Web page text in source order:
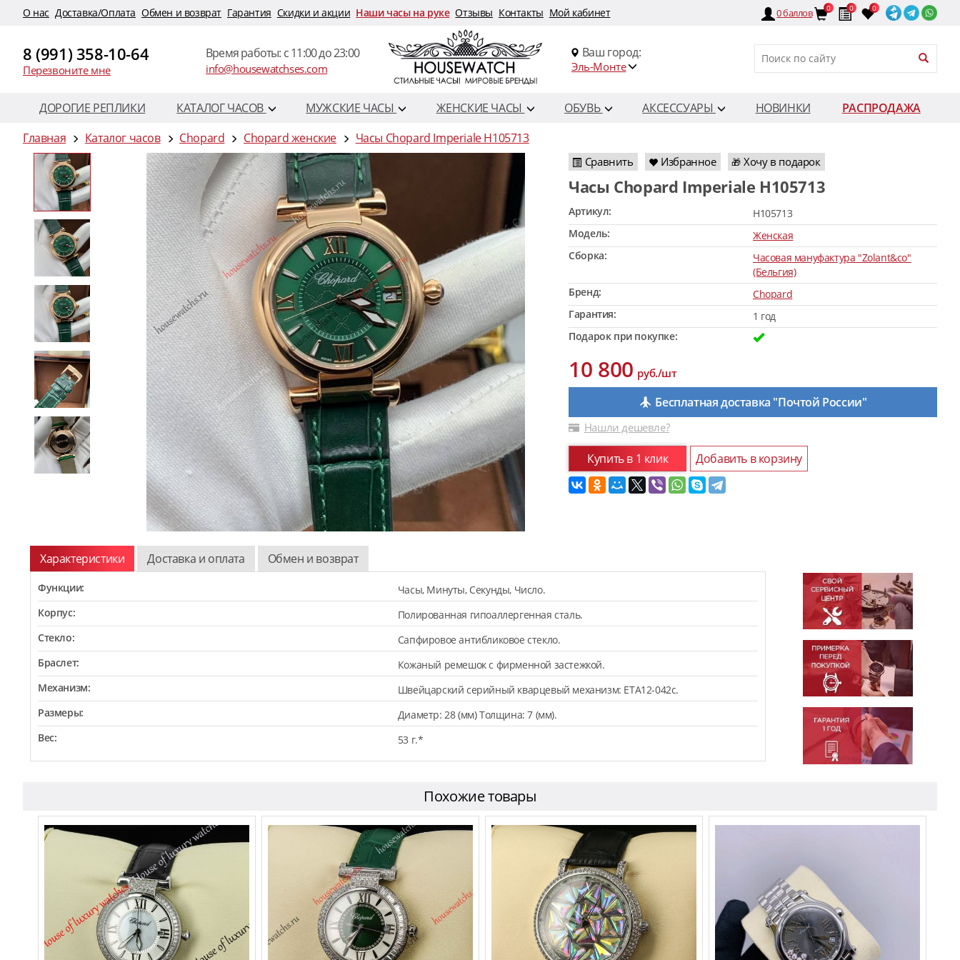
O нас Доставка/Оплата Обмен и возврат Гарантия Скидки и акции Наши часы на руке Отзывы Контакты Мой кабинет 0баллов 0 0 0
8 (991) 358-10-64
Перезвоните мне
Время работы: c 11:00 до 23:00
info@housewatchses.com
Ваш город:
Эль-Монте
ДОРОГИЕ РЕПЛИКИ КАТАЛОГ ЧАСОВ МУЖСКИЕ ЧАСЫ ЖЕНСКИЕ ЧАСЫ ОБУВЬ АКСЕССУАРЫ НОВИНКИ
РАСПРОДАЖА
Главная
Каталог часов Chopard Chopard женские Часы Chopard Imperiale H105713
Сравнить Избранное 🎁 Хочу в подарок
Часы Chopard Imperiale H105713
Артикул:
H105713
Модель:
Женская
Сборка:
Часовая мануфактура "Zolant&co"
(Бельгия)
Бренд:
Chopard
Гарантия:
1 год
Подарок при покупке:
10 800руб./шт
Бесплатная доставка "Почтой России"
Нашли дешевле?
Купить в 1 клик Добавить в корзину
Характеристики Доставка и оплата Обмен и возврат
Функции:
Часы, Минуты, Секунды, Число.
Корпус:
Полированная гипоаллергенная сталь.
Стекло:
Сапфировое антибликовое стекло.
Браслет:
Кожаный ремешок с фирменной застежкой.
Механизм:
Швейцарский серийный кварцевый механизм: ETA12-042c.
Размеры:
Диаметр: 28 (мм) Толщина: 7 (мм).
Вес:
53 г.*
Похожие товары